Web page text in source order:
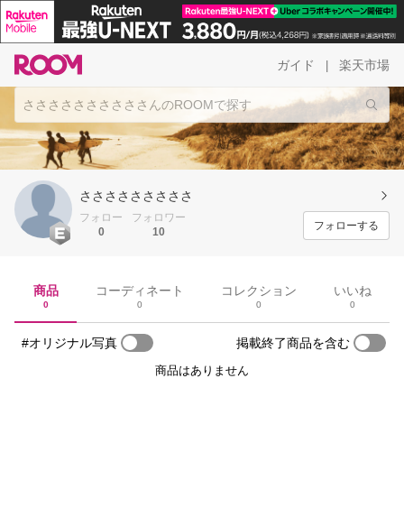
ガイド 楽天市場
さささささささささ
フォロー
0
フォロワー
10
フォローする
商品
0
コーディネート
0
コレクション
0
いいね
0
#オリジナル写真 掲載終了商品を含む
商品はありません